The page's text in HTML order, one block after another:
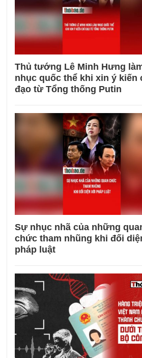
Thủ tướng Lê Minh Hưng
nhục quốc thể khi xin ý kiến
đạo từ Tổng thống Putin
Sự nhục nhã của những
chức tham nhũng khi đối
pháp luật